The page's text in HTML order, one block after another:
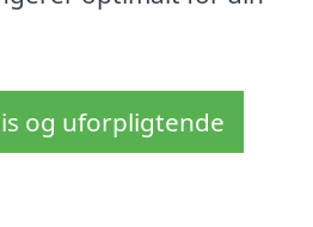
og uforpligtende